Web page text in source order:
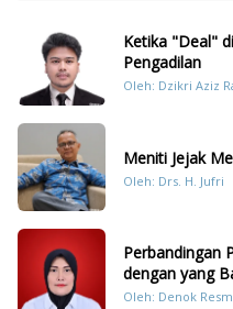
Ketika "Deal"
Pengadilan
Oleh: Dzikri Aziz
Meniti Jejak
Oleh: Drs. H. Jufri
Perbandingan
dengan yang
Oleh: Denok